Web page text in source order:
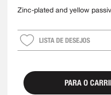
Zinc-plated and yellow
LISTA DE DESEJOS
PARA O